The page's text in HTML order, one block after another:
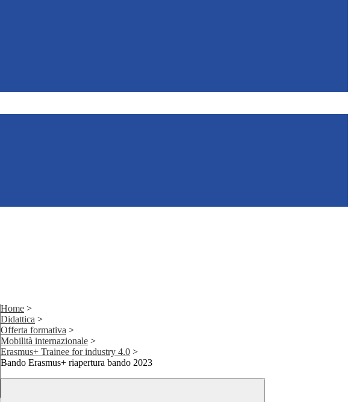
Home >
Didattica >
Offerta formativa >
Mobilità internazionale >
Erasmus+ Trainee for industry 4.0 >
Bando Erasmus+ riapertura bando 2023